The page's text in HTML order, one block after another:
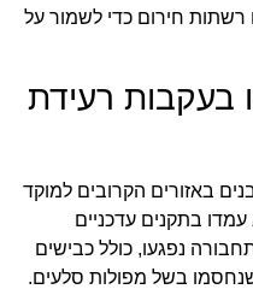
חירום כדי לשמור על
בעקבות רעידת
באזורים הקרובים למוקד
בתקנים עדכניים
נפגעו, כולל כבישים
שנחסמו בשל מפולות סלעים.